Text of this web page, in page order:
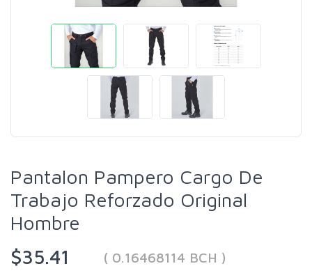
Pantalon Pampero Cargo De
Trabajo Reforzado Original
Hombre
$35.41
( 0.16468114 BCH )